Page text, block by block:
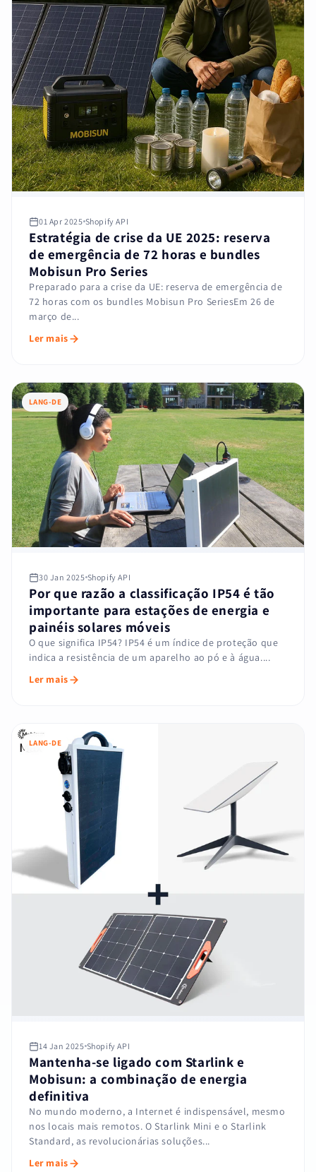
01 Apr 2025 Shopify API
Estratégia de crise da UE 2025: reserva
de emergência de 72 horas e bundles
Mobisun Pro Series
Preparado para a crise da UE: reserva de emergência de
72 horas com os bundles Mobisun Pro SeriesEm 26 de
março de...
Ler mais
LANG-DE
30 Jan 2025 Shopify API
Por que razão a classificação IP54 é tão
importante para estações de energia e
painéis solares móveis
O que significa IP54? IP54 é um índice de proteção que
indica a resistência de um aparelho ao pó e à água....
Ler mais
LANG-DE
14 Jan 2025 Shopify API
Mantenha-se ligado com Starlink e
Mobisun: a combinação de energia
definitiva
No mundo moderno, a Internet é indispensável, mesmo
nos locais mais remotos. O Starlink Mini e o Starlink
Standard, as revolucionárias soluções...
Ler mais